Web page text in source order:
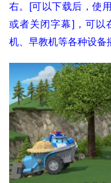
右。[可以下载后，使
或者关闭字幕]，可以
机、早教机等各种设备